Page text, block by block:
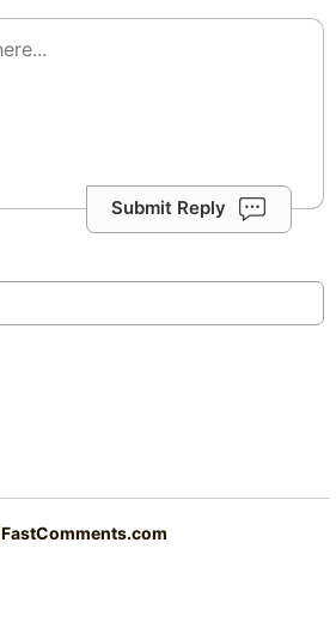
Submit Reply
FastComments.com